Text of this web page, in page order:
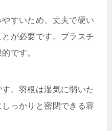
すいため、丈夫で硬い
が必要です。プラスチ
です。
。羽根は湿気に弱いた
っかりと密閉できる容